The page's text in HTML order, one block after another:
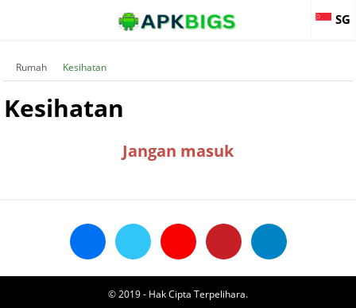
SG
Rumah Kesihatan
Kesihatan
Jangan masuk
© 2019 - Hak Cipta Terpelihara.